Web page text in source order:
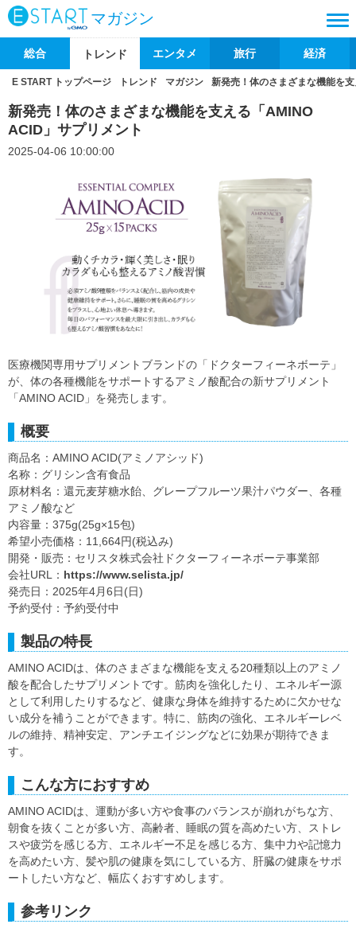
マガジン
総合 トレンド エンタメ 旅行 経済
E START トップページ トレンド マガジン 新発売！体のさまざまな機能を
新発売！体のさまざまな機能を支える「AMINO
ACID」サプリメント
2025-04-06 10:00:00
医療機関専用サプリメントブランドの「ドクターフィーネボーテ」
が、体の各種機能をサポートするアミノ酸配合の新サプリメント
「AMINO ACID」を発売します。
概要
商品名：AMINO ACID(アミノアシッド)
名称：グリシン含有食品
原材料名：還元麦芽糖水飴、グレープフルーツ果汁パウダー、各種
アミノ酸など
内容量：375g(25g×15包)
希望小売価格：11,664円(税込み)
開発・販売：セリスタ株式会社ドクターフィーネボーテ事業部
会社URL： https://www.selista.jp/
発売日：2025年4月6日(日)
予約受付：予約受付中
製品の特長
AMINO ACIDは、体のさまざまな機能を支える20種類以上のアミノ
酸を配合したサプリメントです。筋肉を強化したり、エネルギー源
として利用したりするなど、健康な身体を維持するために欠かせな
い成分を補うことができます。特に、筋肉の強化、エネルギーレベ
ルの維持、精神安定、アンチエイジングなどに効果が期待できま
す。
こんな方におすすめ
AMINO ACIDは、運動が多い方や食事のバランスが崩れがちな方、
朝食を抜くことが多い方、高齢者、睡眠の質を高めたい方、ストレ
スや疲労を感じる方、エネルギー不足を感じる方、集中力や記憶力
を高めたい方、髪や肌の健康を気にしている方、肝臓の健康をサポ
ートしたい方など、幅広くおすすめします。
参考リンク